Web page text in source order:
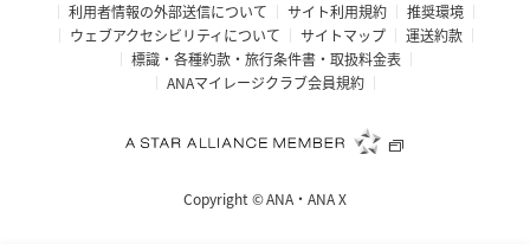
利用者情報の外部送信について
サイト利用規約
推奨環境
ウェブアクセシビリティについて
サイトマップ
運送約款
標識・各種約款・旅行条件書・取扱料金表
ANAマイレージクラブ会員規約
Copyright ©ANA・ANA X